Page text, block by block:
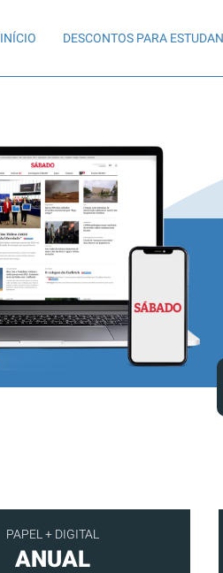
INÍCIO DESCONTOS PARA
PAPEL + DIGITAL
ANUAL